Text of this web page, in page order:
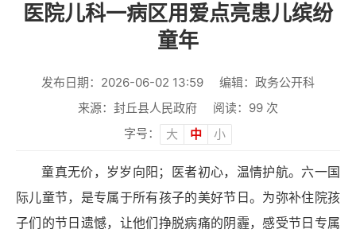
医院儿科一病区用爱点亮患儿缤纷
童年
发布日期：2026-06-02 13:59
编辑：政务公开科
来源：封丘县人民政府
阅读： 99 次
字号：
大 中 小
童真无价，岁岁向阳；医者初心，温情护航。六一国
际儿童节，是专属于所有孩子的美好节日。为弥补住院孩
子们的节日遗憾，让他们挣脱病痛的阴霾，感受节日专属